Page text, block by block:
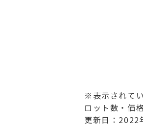
※表示されて
ロット数・価
更新日：2022